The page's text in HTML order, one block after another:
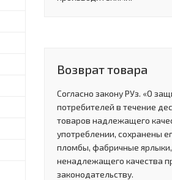
Возврат товара
Согласно закону РУз. «О
потребителей в течение
товаров надлежащего
употреблении, сохранены
пломбы, фабричные ярлыки,
ненадлежащего качества
законодательству.